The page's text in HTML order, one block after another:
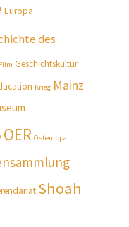
Europa
des
Geschichtskultur
Krieg Mainz
OER Osteuropa
Shoah